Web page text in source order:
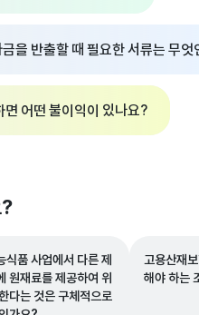
을 반출할 때 필요한 서류는 무
어떤 불이익이 있나요?
식품 사업에서 다른 제
원재료를 제공하여 위
다는 것은 구체적으로
고용산재
해야 하는